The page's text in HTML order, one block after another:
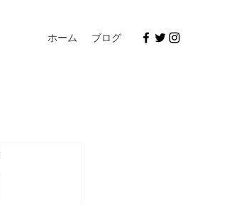
ホーム ブログ